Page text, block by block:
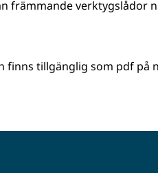
främmande verktygslådor
finns tillgänglig som pdf på